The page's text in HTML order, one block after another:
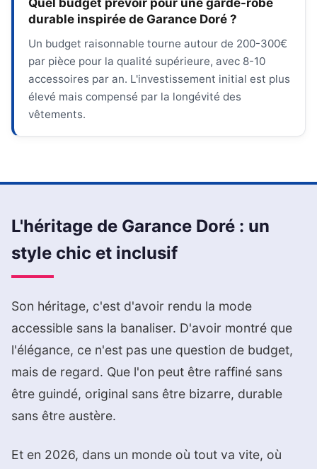
durable inspirée de Garance Doré ?
Un budget raisonnable tourne autour de 200-300€
par pièce pour la qualité supérieure, avec 8-10
accessoires par an. L'investissement initial est plus
élevé mais compensé par la longévité des
vêtements.
L'héritage de Garance Doré : un
style chic et inclusif
Son héritage, c'est d'avoir rendu la mode
accessible sans la banaliser. D'avoir montré que
l'élégance, ce n'est pas une question de budget,
mais de regard. Que l'on peut être raffiné sans
être guindé, original sans être bizarre, durable
sans être austère.
Et en 2026, dans un monde où tout va vite, où